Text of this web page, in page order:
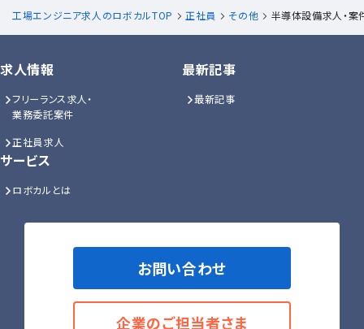
工場エンジニア求人のロボカルTOP 正社員 その他 半導体設備求人・案
求人情報
フリーランス求人・
業務委託案件
正社員求人
最新記事
最新記事
サービス
ロボカルとは
お問い合わせ
企業のご担当者さま